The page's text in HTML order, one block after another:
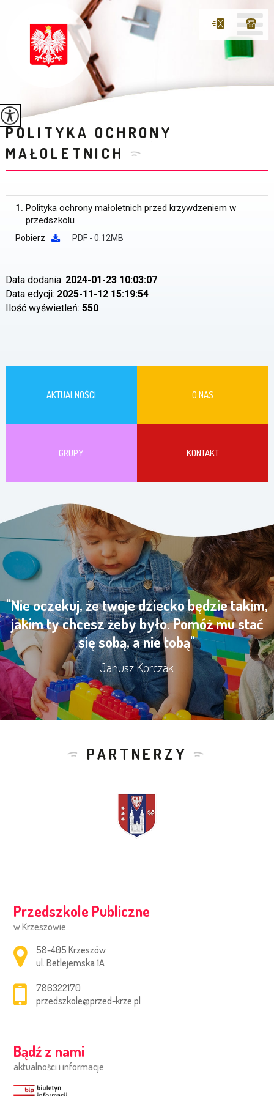
POLITYKA OCHRONY
MAŁOLETNICH
1. Polityka ochrony małoletnich przed krzywdzeniem w
przedszkolu
Pobierz PDF - 0.12MB
Data dodania: 2024-01-23 10:03:07
Data edycji: 2025-11-12 15:19:54
Ilość wyświetleń: 550
AKTUALNOŚCI O NAS
GRUPY KONTAKT
"Nie oczekuj, że twoje dziecko będzie takim,
jakim ty chcesz żeby było. Pomóż mu stać
się sobą, a nie tobą"
Janusz Korczak
PARTNERZY
Przedszkole Publiczne
w Krzeszowie
Adres pocztowy:
58-405 Krzeszów
ul. Betlejemska 1A
786322170
przedszkole@przed-krze.pl
Bądź z nami
aktualności i informacje